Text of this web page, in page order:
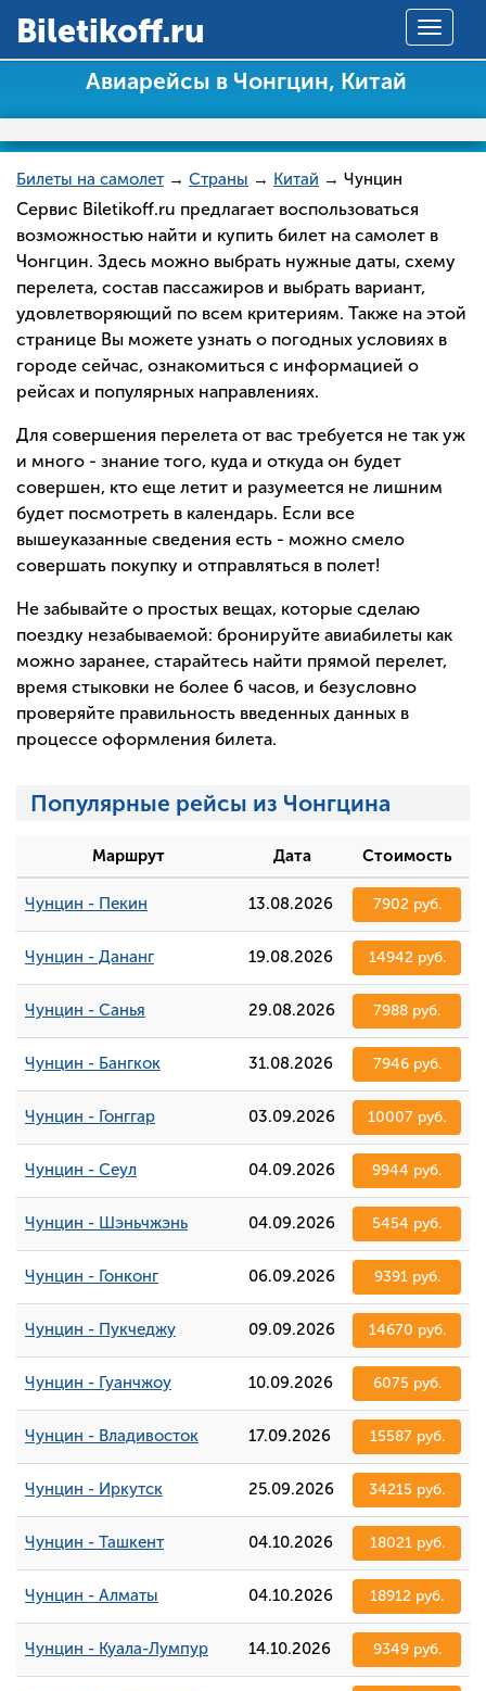
Toggle
Вiletikoff.ru
Авиарейсы в Чонгцин, Китай
Билеты на самолет → Страны → Китай → Чунцин
Сервис Biletikoff.ru предлагает воспользоваться
возможностью найти и купить билет на самолет в
Чонгцин. Здесь можно выбрать нужные даты, схему
перелета, состав пассажиров и выбрать вариант,
удовлетворяющий по всем критериям. Также на этой
странице Вы можете узнать о погодных условиях в
городе сейчас, ознакомиться с информацией о
рейсах и популярных направлениях.
Для совершения перелета от вас требуется не так уж
и много - знание того, куда и откуда он будет
совершен, кто еще летит и разумеется не лишним
будет посмотреть в календарь. Если все
вышеуказанные сведения есть - можно смело
совершать покупку и отправляться в полет!
Не забывайте о простых вещах, которые сделаю
поездку незабываемой: бронируйте авиабилеты как
можно заранее, старайтесь найти прямой перелет,
время стыковки не более 6 часов, и безусловно
проверяйте правильность введенных данных в
процессе оформления билета.
Популярные рейсы из Чонгцина
Маршрут Дата Стоимость
Чунцин - Пекин 13.08.2026 7902 руб.
Чунцин - Дананг 19.08.2026 14942 руб.
Чунцин - Санья 29.08.2026 7988 руб.
Чунцин - Бангкок 31.08.2026 7946 руб.
Чунцин - Гонггар 03.09.2026 10007 руб.
Чунцин - Сеул 04.09.2026 9944 руб.
Чунцин - Шэньчжэнь 04.09.2026 5454 руб.
Чунцин - Гонконг 06.09.2026 9391 руб.
Чунцин - Пукчеджу 09.09.2026 14670 руб.
Чунцин - Гуанчжоу 10.09.2026 6075 руб.
Чунцин - Владивосток 17.09.2026 15587 руб.
Чунцин - Иркутск 25.09.2026 34215 руб.
Чунцин - Ташкент 04.10.2026 18021 руб.
Чунцин - Алматы 04.10.2026 18912 руб.
Чунцин - Куала-Лумпур 14.10.2026 9349 руб.